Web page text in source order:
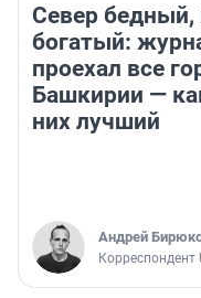
Север бедный,
богатый:
проехал все
Башкирии —
них лучший
Андрей
Корреспондент